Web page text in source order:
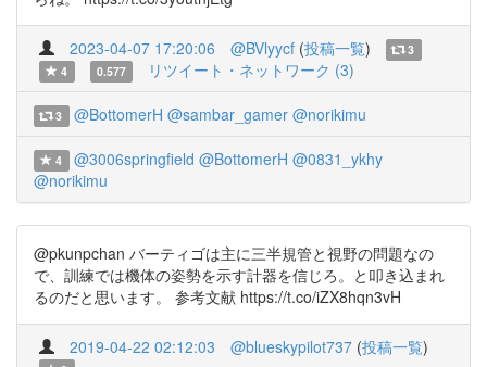
2023-04-07 17:20:06 @BVlyycf (投稿一覧)
3
4
0.577 リツイート・ネットワーク (3)
3 @BottomerH @sambar_gamer @norikimu
4 @3006springfield @BottomerH @0831_ykhy
@norikimu
@pkunpchan バーティゴは主に三半規管と視野の問題なの
で、訓練では機体の姿勢を示す計器を信じろ。と叩き込まれ
るのだと思います。 参考文献 https://t.co/iZX8hqn3vH
2019-04-22 02:12:03 @blueskypilot737 (投稿一覧)